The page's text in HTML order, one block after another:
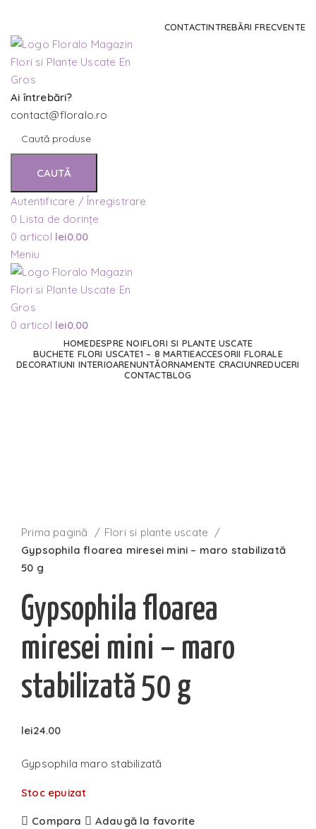
CONTACTINTREBĂRI FRECVENTE
Ai întrebări?
contact@floralo.ro
CAUTĂ
Autentificare / Înregistrare
0 Lista de dorințe
0 articol lei0.00
Meniu
0 articol lei0.00
HOMEDESPRE NOIFLORI SI PLANTE USCATE
BUCHETE FLORI USCATE1 – 8 MARTIEACCESORII FLORALE
DECORATIUNI INTERIOARENUNTĂORNAMENTE CRACIUNREDUCERI
CONTACTBLOG
Prima pagină
Flori si plante uscate
Gypsophila floarea miresei mini – maro stabilizată
50 g
Gypsophila floarea
miresei mini – maro
stabilizată 50 g
lei24.00
Gypsophila maro stabilizată
Stoc epuizat
Compara Adaugă la favorite